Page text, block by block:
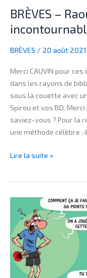
BRÈVES –
BRÈVES / 20 août 2021
Merci CAUVIN pour
dans les rayons de
sous la couette avec
Spirou et vos BD.
saviez-vous ? Pour la
une méthode célèbre : il
Lire la suite »
COVID-
19
:
on